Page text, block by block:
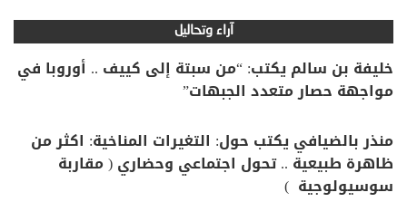
آراء وتحاليل
خليفة بن سالم يكتب: “من سبتة إلى كييف .. أوروبا في
مواجهة حصار متعدد الجبهات”
منذر بالضيافي يكتب حول: التغيرات المناخية: اكثر من
ظاهرة طبيعية .. تحول اجتماعي وحضاري ( مقاربة
سوسيولوجية )